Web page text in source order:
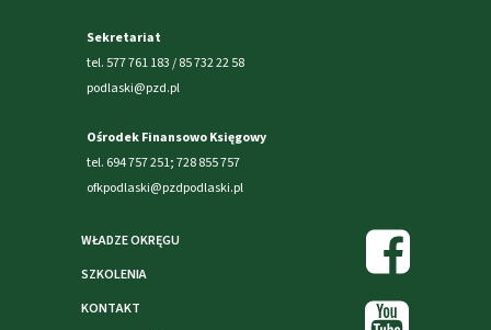
Sekretariat
tel. 577 761 183 / 85 732 22 58
podlaski@pzd.pl
Ośrodek Finansowo Księgowy
tel. 694 757 251; 728 855 757
ofkpodlaski@pzdpodlaski.pl
WŁADZE OKRĘGU
SZKOLENIA
KONTAKT